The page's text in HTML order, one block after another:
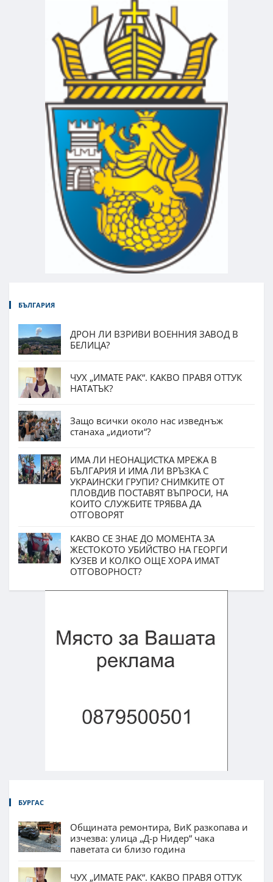
БЪЛГАРИЯ
ДРОН ЛИ ВЗРИВИ ВОЕННИЯ ЗАВОД В
БЕЛИЦА?
ЧУХ „ИМАТЕ РАК“. КАКВО ПРАВЯ ОТТУК
НАТАТЪК?
Защо всички около нас изведнъж
станаха „идиоти“?
ИМА ЛИ НЕОНАЦИСТКА МРЕЖА В
БЪЛГАРИЯ И ИМА ЛИ ВРЪЗКА С
УКРАИНСКИ ГРУПИ? СНИМКИТЕ ОТ
ПЛОВДИВ ПОСТАВЯТ ВЪПРОСИ, НА
КОИТО СЛУЖБИТЕ ТРЯБВА ДА
ОТГОВОРЯТ
КАКВО СЕ ЗНАЕ ДО МОМЕНТА ЗА
ЖЕСТОКОТО УБИЙСТВО НА ГЕОРГИ
КУЗЕВ И КОЛКО ОЩЕ ХОРА ИМАТ
ОТГОВОРНОСТ?
БУРГАС
Общината ремонтира, ВиК разкопава и
изчезва: улица „Д-р Нидер“ чака
паветата си близо година
ЧУХ „ИМАТЕ РАК“. КАКВО ПРАВЯ ОТТУК